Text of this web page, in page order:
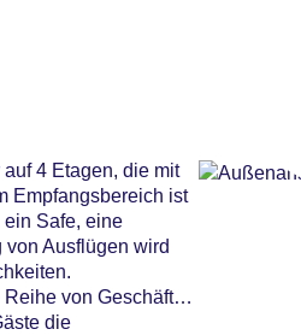
4 Etagen, die mit
Empfangsbereich ist
Safe, eine
Ausflügen wird
von Geschäften
die